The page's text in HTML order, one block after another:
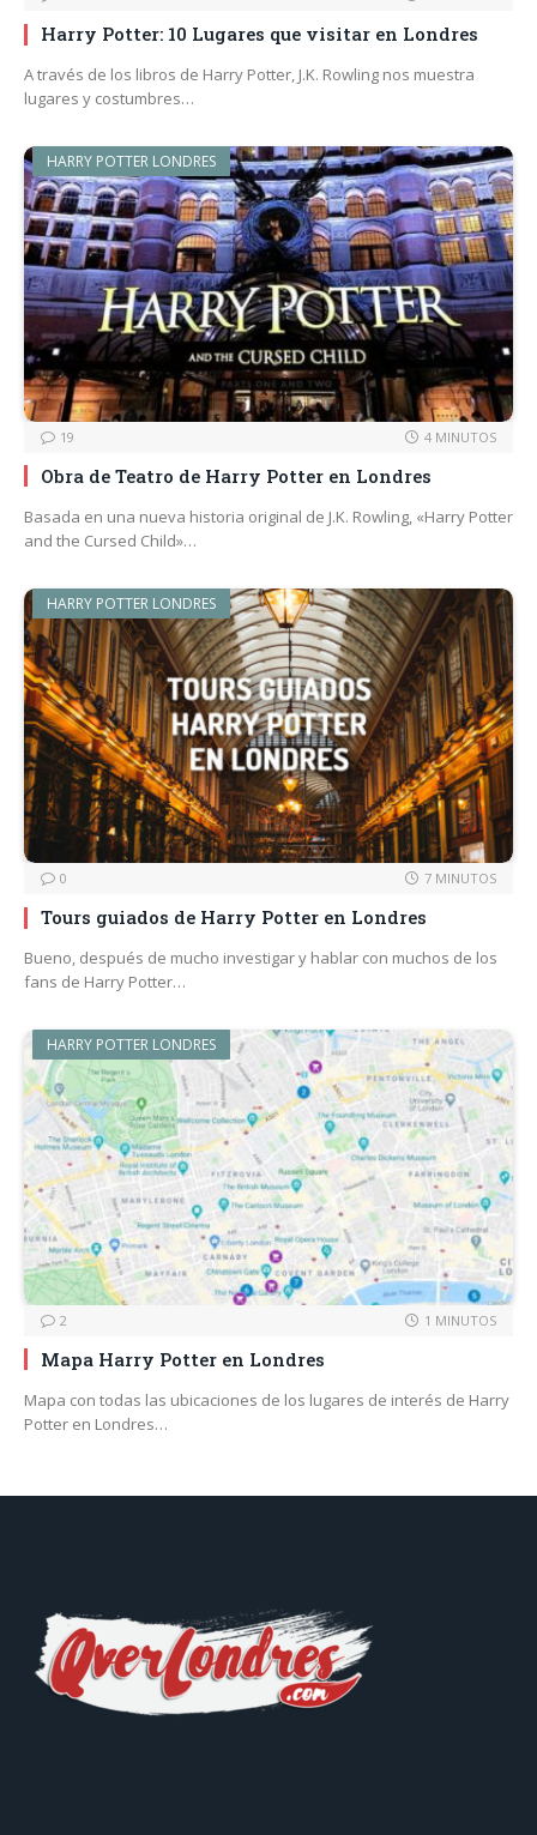
Harry Potter: 10 Lugares que visitar en Londres
A través de los libros de Harry Potter, J.K. Rowling nos muestra
lugares y costumbres…
HARRY POTTER LONDRES
19 4 MINUTOS
Obra de Teatro de Harry Potter en Londres
Basada en una nueva historia original de J.K. Rowling, «Harry Potter
and the Cursed Child»…
HARRY POTTER LONDRES
0 7 MINUTOS
Tours guiados de Harry Potter en Londres
Bueno, después de mucho investigar y hablar con muchos de los
fans de Harry Potter…
HARRY POTTER LONDRES
2 1 MINUTOS
Mapa Harry Potter en Londres
Mapa con todas las ubicaciones de los lugares de interés de Harry
Potter en Londres…